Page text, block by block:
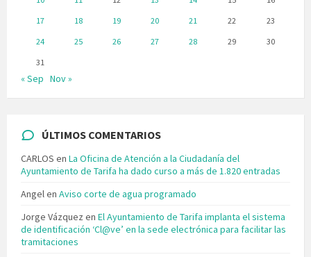
17
18 19 20 21 22
23
24
25 26 27 28 29
30
31
« Sep Nov »
ÚLTIMOS COMENTARIOS
CARLOS en La Oficina de Atención a la Ciudadanía del
Ayuntamiento de Tarifa ha dado curso a más de 1.820 entradas
Angelen Aviso corte de agua programado
Jorge Vázquez en El Ayuntamiento de Tarifa implanta el sistema
de identificación ‘Cl@ve’ en la sede electrónica para facilitar las
tramitaciones